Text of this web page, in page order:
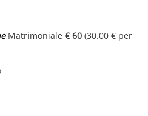
Matrimoniale € 60 (30.00 € per